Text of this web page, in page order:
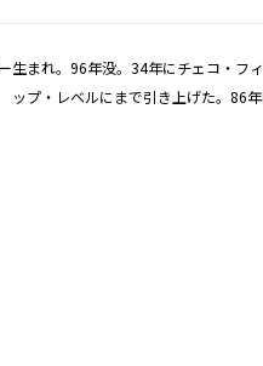
生まれ。96年没。34年にチェコ・フ
ップ・レベルにまで引き上げた。86